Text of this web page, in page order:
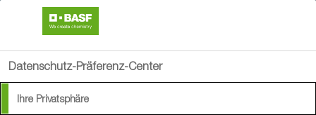
Datenschutz-Präferenz-Center
Ihre Privatsphäre